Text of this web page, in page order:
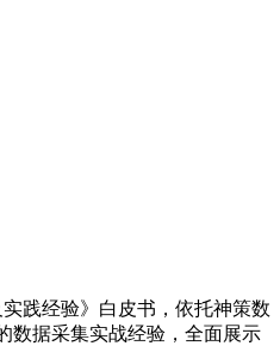
践经验》白皮书，依托神策数
数据采集实战经验，全面展示